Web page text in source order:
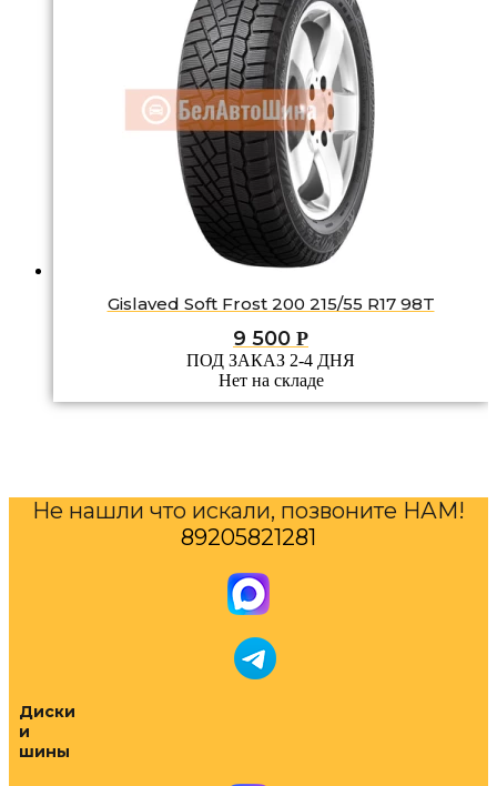
Gislaved Soft Frost 200 215/55 R17 98T
9 500 Р
ПОД ЗАКАЗ 2-4 ДНЯ
Нет на складе
Не нашли что искали, позвоните НАМ!
89205821281
Диски
и
шины